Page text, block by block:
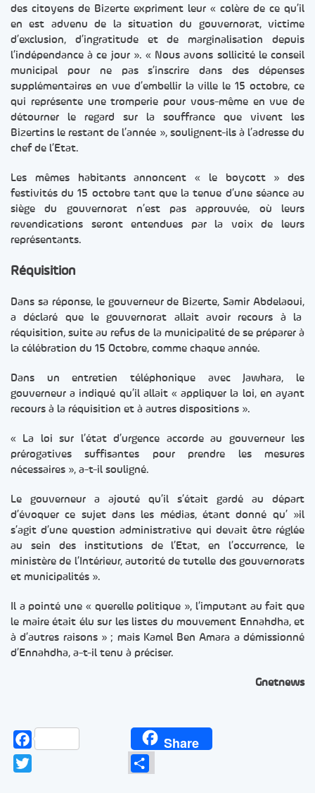
des citoyens de Bizerte expriment leur « colère de ce qu’il
en est advenu de la situation du gouvernorat, victime
d’exclusion, d’ingratitude et de marginalisation depuis
l’indépendance à ce jour ». « Nous avons sollicité le conseil
municipal pour ne pas s’inscrire dans des dépenses
supplémentaires en vue d’embellir la ville le 15 octobre, ce
qui représente une tromperie pour vous-même en vue de
détourner le regard sur la souffrance que vivent les
Bizertins le restant de l’année », soulignent-ils à l’adresse du
chef de l’Etat.
Les mêmes habitants annoncent « le boycott » des
festivités du 15 octobre tant que la tenue d’une séance au
siège du gouvernorat n’est pas approuvée, où leurs
revendications seront entendues par la voix de leurs
représentants.
Réquisition
Dans sa réponse, le gouverneur de Bizerte, Samir Abdelaoui,
a déclaré que le gouvernorat allait avoir recours à la
réquisition, suite au refus de la municipalité de se préparer à
la célébration du 15 Octobre, comme chaque année.
Dans un entretien téléphonique avec Jawhara, le
gouverneur a indiqué qu’il allait « appliquer la loi, en ayant
recours à la réquisition et à autres dispositions ».
« La loi sur l’état d’urgence accorde au gouverneur les
prérogatives suffisantes pour prendre les mesures
nécessaires », a-t-il souligné.
Le gouverneur a ajouté qu’il s’était gardé au départ
d’évoquer ce sujet dans les médias, étant donné qu’ »il
s’agit d’une question administrative qui devait être réglée
au sein des institutions de l’Etat, en l’occurrence, le
ministère de l’Intérieur, autorité de tutelle des gouvernorats
et municipalités ».
Il a pointé une « querelle politique », l’imputant au fait que
le maire était élu sur les listes du mouvement Ennahdha, et
à d’autres raisons » ; mais Kamel Ben Amara a démissionné
d’Ennahdha, a-t-il tenu à préciser.
Gnetnews
Facebook Share